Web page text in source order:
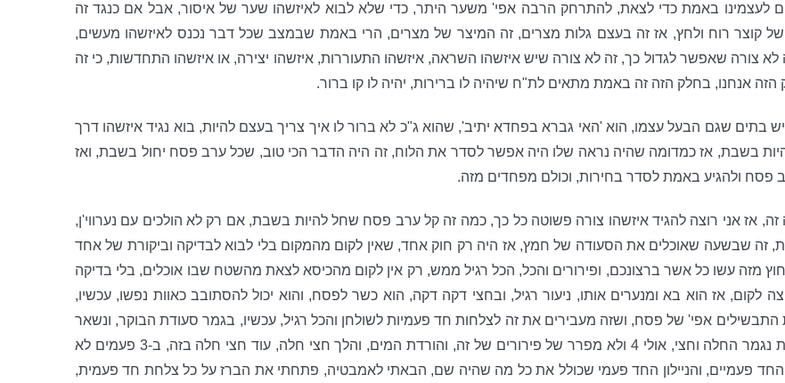
לעצמינו באמת כדי לצאת, להתרחק הרבה אפי' משער היתר, כדי שלא לבוא לאיזשהו שער של איסור, אבל אם כנגד זה
של קוצר רוח ולחץ, אז זה בעצם גלות מצרים, זה המיצר של מצרים, הרי באמת שבמצב שכל דבר נכנס לאיזשהו מעשים,
לא צורה שאפשר לגדול כך, זה לא צורה שיש איזשהו השראה, איזשהו התעוררות, איזשהו יצירה, או איזשהו התחדשות, כי זה
הזה אנחנו, בחלק הזה זה באמת מתאים לת"ח שיהיה לו ברירות, יהיה לו קו ברור.
בתים שגם הבעל עצמו, הוא 'האי גברא בפחדא יתיב', שהוא ג"כ לא ברור לו איך צריך בעצם להיות, בוא נגיד איזשהו דרך
בשבת, אז כמדומה שהיה נראה שלו היה אפשר לסדר את הלוח, זה היה הדבר הכי טוב, שכל ערב פסח יחול בשבת, ואז
פסח ולהגיע באמת לסדר בחירות, וכולם מפחדים מזה.
אז אני רוצה להגיד איזשהו צורה פשוטה כל כך, כמה זה קל ערב פסח שחל להיות בשבת, אם רק לא הולכים עם נערווי'ן,
זה שבשעה שאוכלים את הסעודה של חמץ, אז היה רק חוק אחד, שאין לקום מהמקום בלי לבוא לבדיקה וביקורת של אחד
מזה עשו כל אשר ברצונכם, ופירורים והכל, הכל רגיל ממש, רק אין לקום מהכיסא לצאת מהשטח שבו אוכלים, בלי בדיקה
לקום, אז הוא בא ומנערים אותו, ניעור רגיל, ובחצי דקה דקה, הוא כשר לפסח, והוא יכול להסתובב כאוות נפשו, עכשיו,
אפי' של פסח, ושזה מעבירים את זה לצלחות חד פעמיות לשולחן והכל רגיל, עכשיו, בגמר סעודת הבוקר, ונשאר
חלה וחצי שלימים, ב-3 ניאגרו'ת נגמר החלה וחצי, אולי 4 ולא מפרר של פירורים של זה, והורדת המים, והלך חצי חלה, עוד חצי חלה בזה, ב-3 פעמים לא
פעמיים, והניילון החד פעמי שכולל את כל מה שהיה שם, הבאתי לאמבטיה, פתחתי את הברז על כל צלחת חד פעמית,